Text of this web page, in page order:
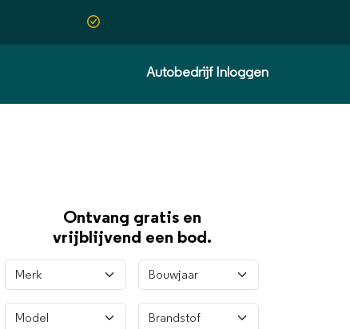
Autobedrijf Inloggen
Ontvang gratis en
vrijblijvend een bod.